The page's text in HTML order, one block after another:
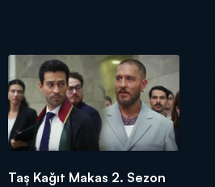
Taş Kağıt Makas 2. Sezon